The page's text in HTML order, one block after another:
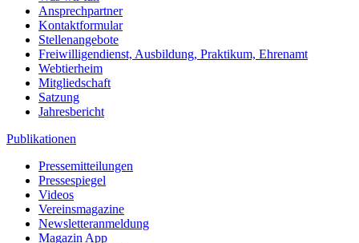
Ansprechpartner
Kontaktformular
Stellenangebote
Freiwilligendienst, Ausbildung, Praktikum, Ehrenamt
Webtierheim
Mitgliedschaft
Satzung
Jahresbericht
Publikationen
Pressemitteilungen
Pressespiegel
Videos
Vereinsmagazine
Newsletteranmeldung
Magazin App